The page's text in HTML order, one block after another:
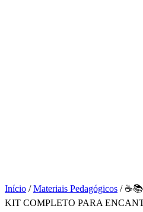
Início /Materiais Pedagógicos /
KIT COMPLETO PARA